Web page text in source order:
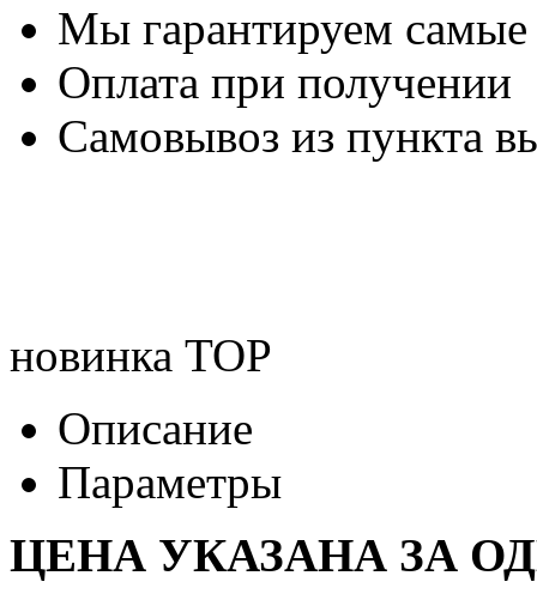
Мы гарантируем
Оплата при получении
Самовывоз из пункта
новинка TOP
Описание
Параметры
ЦЕНА УКАЗАНА ЗА